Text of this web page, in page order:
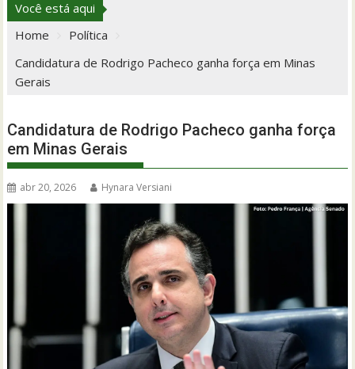
Você está aqui
Home
Política
Candidatura de Rodrigo Pacheco ganha força em Minas
Gerais
Candidatura de Rodrigo Pacheco ganha força
em Minas Gerais
abr 20, 2026 Hynara Versiani